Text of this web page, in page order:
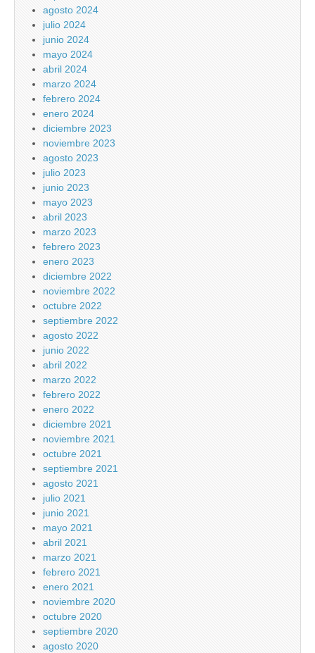
agosto 2024
julio 2024
junio 2024
mayo 2024
abril 2024
marzo 2024
febrero 2024
enero 2024
diciembre 2023
noviembre 2023
agosto 2023
julio 2023
junio 2023
mayo 2023
abril 2023
marzo 2023
febrero 2023
enero 2023
diciembre 2022
noviembre 2022
octubre 2022
septiembre 2022
agosto 2022
junio 2022
abril 2022
marzo 2022
febrero 2022
enero 2022
diciembre 2021
noviembre 2021
octubre 2021
septiembre 2021
agosto 2021
julio 2021
junio 2021
mayo 2021
abril 2021
marzo 2021
febrero 2021
enero 2021
noviembre 2020
octubre 2020
septiembre 2020
agosto 2020